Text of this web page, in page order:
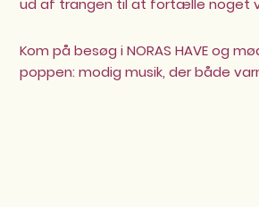
Kom på besøg i NORAS HAVE og
poppen: modig musik, der både